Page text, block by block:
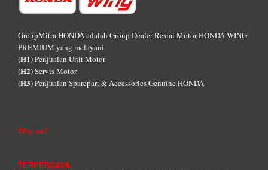
GroupMitra HONDA adalah Group Dealer Resmi Motor HONDA WING
PREMIUM yang melayani
(H1)Penjualan Unit Motor
(H2)Servis Motor
(H3)Penjualan Sparepart & Accessories Genuine HONDA
Why us?
TERPERCAYA.